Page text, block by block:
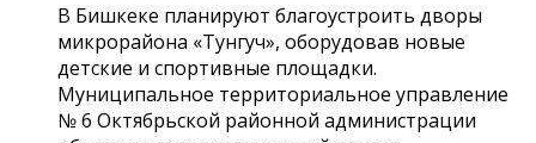
В Бишкеке планируют благоустроить дворы
микрорайона «Тунгуч», оборудовав новые
детские и спортивные площадки.
Муниципальное территориальное управление
№ 6 Октябрьской районной администрации